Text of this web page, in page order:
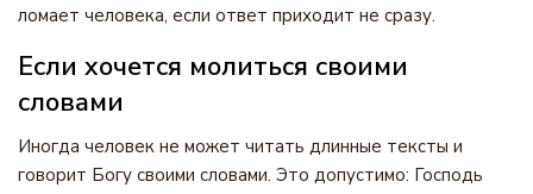
ломает человека, если ответ приходит не сразу.
Если хочется молиться своими
словами
Иногда человек не может читать длинные тексты и
говорит Богу своими словами. Это допустимо: Господь